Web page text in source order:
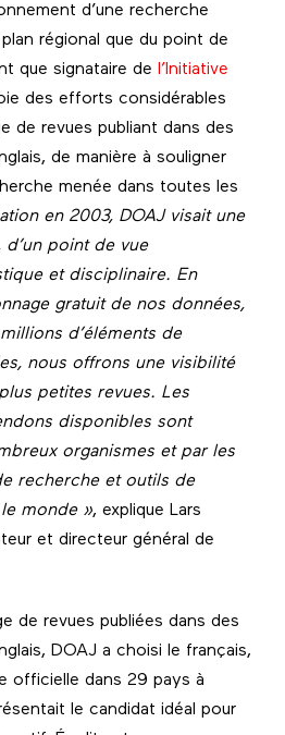
d’une recherche
régional que du point de
que signataire de l’Initiative
des efforts considérables
de revues publiant dans des
de manière à souligner
menée dans toutes les
en 2003, DOAJ visait une
point de vue
et disciplinaire. En
gratuit de nos données,
d’éléments de
nous offrons une visibilité
petites revues. Les
disponibles sont
organismes et par les
recherche et outils de
monde », explique Lars
et directeur général de
de revues publiées dans des
DOAJ a choisi le français,
officielle dans 29 pays à
le candidat idéal pour